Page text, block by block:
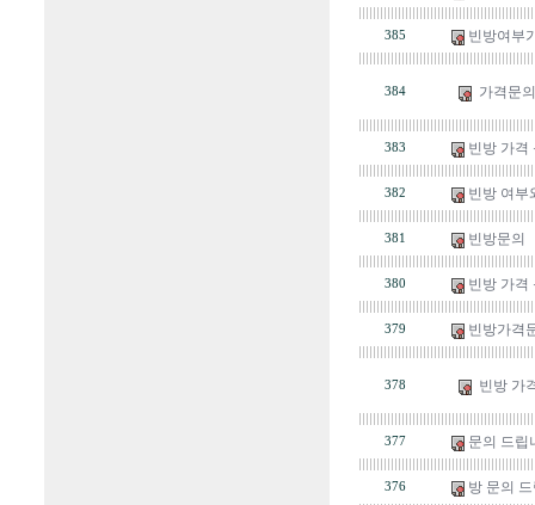
385 빈방여부
384 가격문의
383 빈방 가격
382 빈방 여부
381 빈방문의
380 빈방 가격
379 빈방가격
378 빈방 가
377 문의 드립
376 방 문의